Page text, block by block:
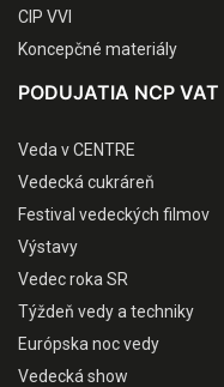
CIP VVI
Koncepčné materiály
PODUJATIA NCP VAT
Veda v CENTRE
Vedecká cukráreň
Festival vedeckých filmov
Výstavy
Vedec roka SR
Týždeň vedy a techniky
Európska noc vedy
Vedecká show